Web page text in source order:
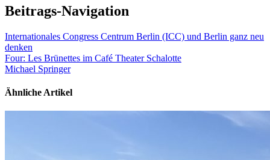
Beitrags-Navigation
Internationales Congress Centrum Berlin (ICC) und Berlin ganz neu
denken
Four: Les Brünettes im Café Theater Schalotte
Michael Springer
Ähnliche Artikel